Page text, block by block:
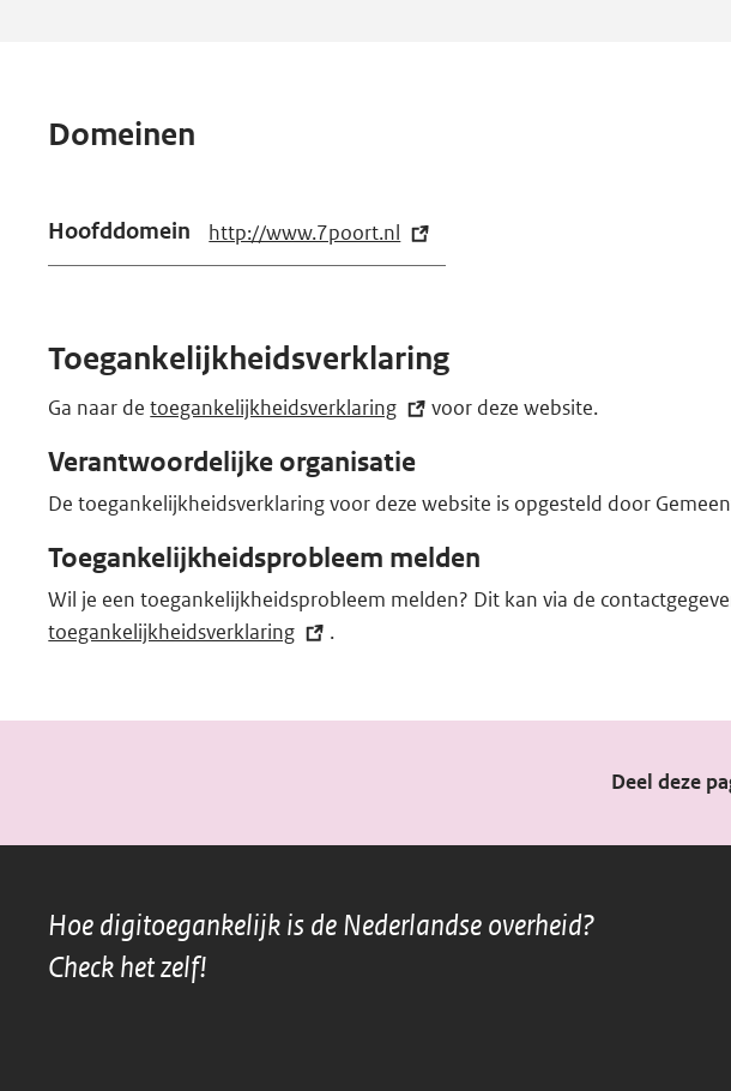
Domeinen
Hoofddomein http://www.7poort.nl
(e
x
n
l
k)
Toegankelijkheidsverklaring
Ga naar detoegankelijkheidsverklaring (externe
voor deze website.
Verantwoordelijke organisatie
De toegankelijkheidsverklaring voor deze website is opgesteld door
Toegankelijkheidsprobleem melden
Wil je een toegankelijkheidsprobleem melden? Dit kan via de
toegankelijkheidsverklaring (externe
.
Deel deze
Hoe digitoegankelijk is de Nederlandse overheid?
Check het zelf!